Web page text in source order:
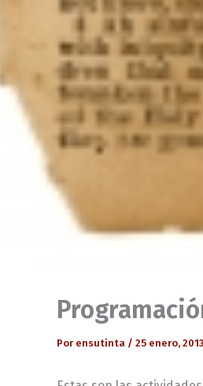
Por ensutinta / 25 enero, 2013